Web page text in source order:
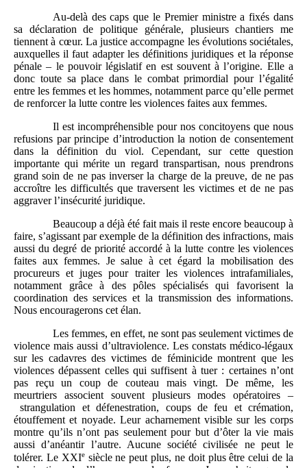
Au-delà des caps que le Premier ministre a fixés dans
sa déclaration de politique générale, plusieurs chantiers me
tiennent à cœur. La justice accompagne les évolutions sociétales,
auxquelles il faut adapter les définitions juridiques et la réponse
pénale – le pouvoir législatif en est souvent à l’origine. Elle a
donc toute sa place dans le combat primordial pour l’égalité
entre les femmes et les hommes, notamment parce qu’elle permet
de renforcer la lutte contre les violences faites aux femmes.
Il est incompréhensible pour nos concitoyens que nous
refusions par principe d’introduction la notion de consentement
dans la définition du viol. Cependant, sur cette question
importante qui mérite un regard transpartisan, nous prendrons
grand soin de ne pas inverser la charge de la preuve, de ne pas
accroître les difficultés que traversent les victimes et de ne pas
aggraver l’insécurité juridique.
Beaucoup a déjà été fait mais il reste encore beaucoup à
faire, s’agissant par exemple de la définition des infractions, mais
aussi du degré de priorité accordé à la lutte contre les violences
faites aux femmes. Je salue à cet égard la mobilisation des
procureurs et juges pour traiter les violences intrafamiliales,
notamment grâce à des pôles spécialisés qui favorisent la
coordination des services et la transmission des informations.
Nous encouragerons cet élan.
Les femmes, en effet, ne sont pas seulement victimes de
violence mais aussi d’ultraviolence. Les constats médico-légaux
sur les cadavres des victimes de féminicide montrent que les
violences dépassent celles qui suffisent à tuer : certaines n’ont
pas reçu un coup de couteau mais vingt. De même, les
meurtriers associent souvent plusieurs modes opératoires –
strangulation et défenestration, coups de feu et crémation,
étouffement et noyade. Leur acharnement visible sur les corps
montre qu’ils n’ont pas seulement pour but d’ôter la vie mais
aussi d’anéantir l’autre. Aucune société civilisée ne peut le
tolérer. Le XXIesiècle ne peut plus, ne doit plus être celui de la